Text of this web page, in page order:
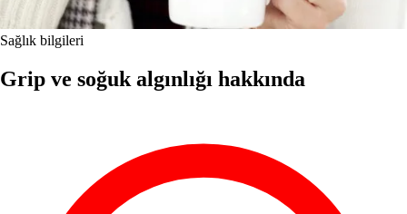
Sağlık bilgileri
Grip ve soğuk algınlığı hakkında